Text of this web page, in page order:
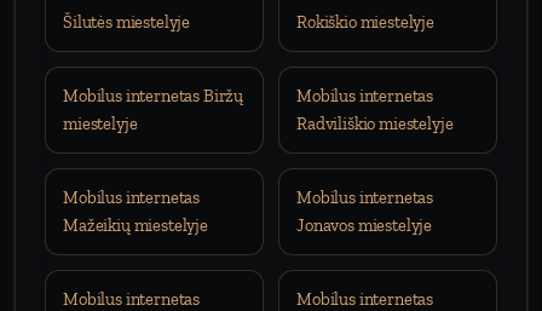
Šilutės miestelyje
Rokiškio miestelyje
Mobilus internetas Biržų
miestelyje
Mobilus internetas
Radviliškio miestelyje
Mobilus internetas
Mažeikių miestelyje
Mobilus internetas
Jonavos miestelyje
Mobilus internetas
Mobilus internetas